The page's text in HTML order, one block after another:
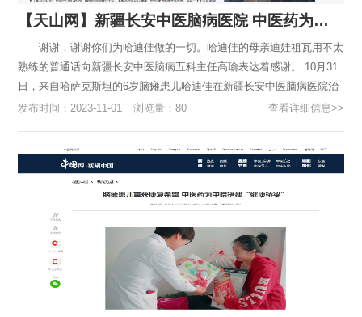
【天山网】新疆长安中医脑病医院 中医药为中哈搭建“健康桥梁”
谢谢，谢谢你们为哈迪佳做的一切。哈迪佳的母亲迪娃祖瓦用不太
熟练的普通话向新疆长安中医脑病五科主任高瑜表达着感谢。 10月31
日，来自哈萨克斯坦的6岁脑瘫患儿哈迪佳在新疆长安中医脑病医院治
疗马上满3个月，即将回国。 回国前，脑病五科为哈迪佳准备了中...
发布时间：2023-11-01 浏览量：80 查看详细信息>>